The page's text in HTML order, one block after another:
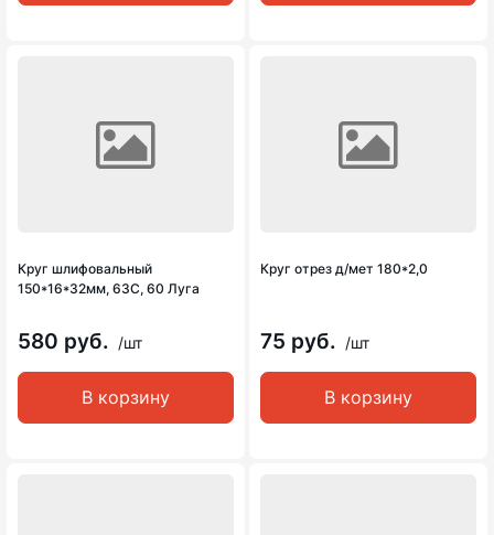
Круг шлифовальный
150*16*32мм, 63С, 60 Луга
580 руб. /шт
В корзину
Круг отрез д/мет 180*2,0
75 руб. /шт
В корзину